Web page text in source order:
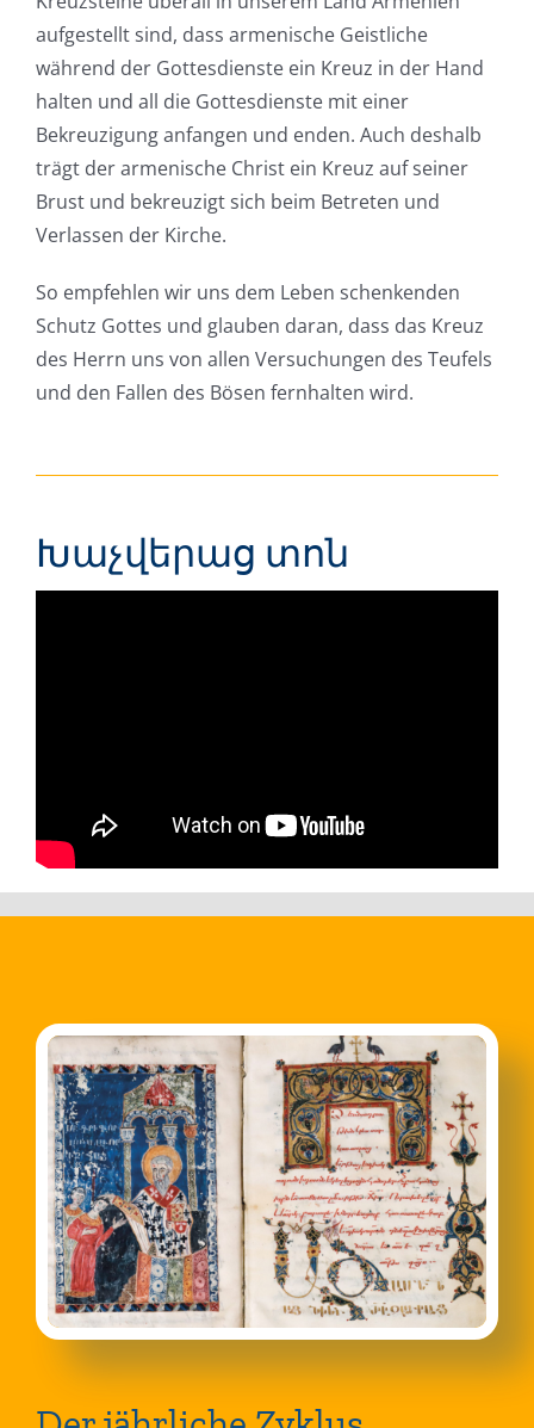
aufgestellt sind, dass armenische Geistliche
während der Gottesdienste ein Kreuz in der Hand
halten und all die Gottesdienste mit einer
Bekreuzigung anfangen und enden. Auch deshalb
trägt der armenische Christ ein Kreuz auf seiner
Brust und bekreuzigt sich beim Betreten und
Verlassen der Kirche.
So empfehlen wir uns dem Leben schenkenden
Schutz Gottes und glauben daran, dass das Kreuz
des Herrn uns von allen Versuchungen des Teufels
und den Fallen des Bösen fernhalten wird.
Խաչվերաց տոն